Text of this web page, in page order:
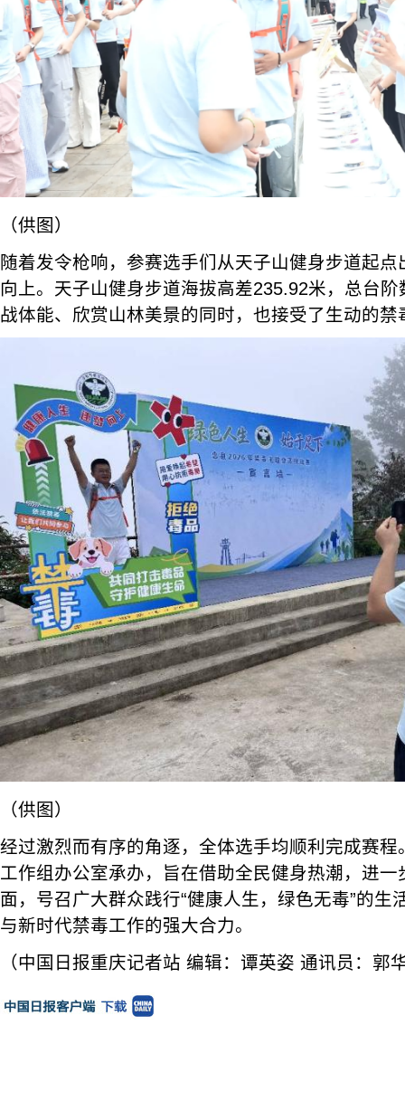
（供图）
随着发令枪响，参赛选手们从天子山健身步道起
向上。天子山健身步道海拔高差235.92米，总台
战体能、欣赏山林美景的同时，也接受了生动的禁
（供图）
经过激烈而有序的角逐，全体选手均顺利完成赛
工作组办公室承办，旨在借助全民健身热潮，进
面，号召广大群众践行“健康人生，绿色无毒”的生
与新时代禁毒工作的强大合力。
（中国日报重庆记者站 编辑：谭英姿 通讯员：郭